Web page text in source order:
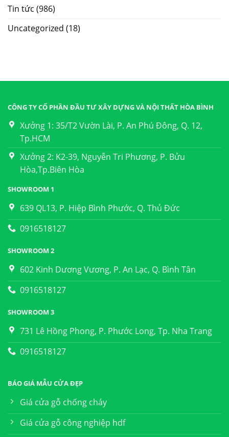
Tin tức (986)
Uncategorized (18)
CÔNG TY CỔ PHẦN ĐẦU TƯ XÂY DỰNG VÀ NỘI THẤT HÒA BÌNH
Xưởng 1: 35/T2 Vườn Lài, P. An Phú Đông, Q. 12,
Tp.HCM
Xưởng 2: K2-39, Nguyễn Tri Phương, P. Bửu
Hòa,Tp.Biên Hòa
SHOWROOM 1
639 QL13, P. Hiệp Bình Phước, Q. Thủ Đức
0916518127
SHOWROOM 2
602 Kinh Dương Vương, P. An Lạc, Q. Bình Tân
0916518127
SHOWROOM 3
731 Lê Hồng Phong, P. Phước Long, Tp. Nha Trang
0916518127
BÁO GIÁ MẪU CỬA ĐẸP
Giá cửa gỗ chống cháy
Giá cửa gỗ công nghiệp hdf